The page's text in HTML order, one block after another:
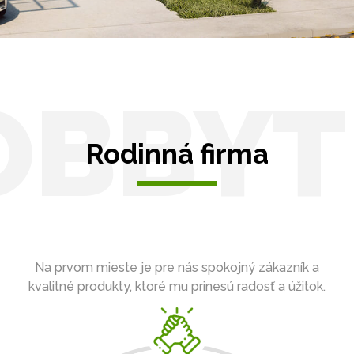
Rodinná firma
Na prvom mieste je pre nás spokojný zákazník a
kvalitné produkty, ktoré mu prinesú radosť a úžitok.